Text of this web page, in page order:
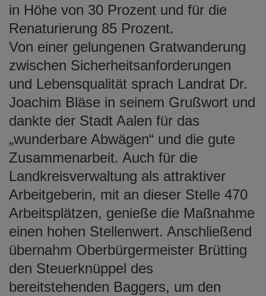
in Höhe von 30 Prozent und für die
Renaturierung 85 Prozent.
Von einer gelungenen Gratwanderung
zwischen Sicherheitsanforderungen
und Lebensqualität sprach Landrat Dr.
Joachim Bläse in seinem Grußwort und
dankte der Stadt Aalen für das
„wunderbare Abwägen“ und die gute
Zusammenarbeit. Auch für die
Landkreisverwaltung als attraktiver
Arbeitgeberin, mit an dieser Stelle 470
Arbeitsplätzen, genieße die Maßnahme
einen hohen Stellenwert. Anschließend
übernahm Oberbürgermeister Brütting
den Steuerknüppel des
bereitstehenden Baggers, um den